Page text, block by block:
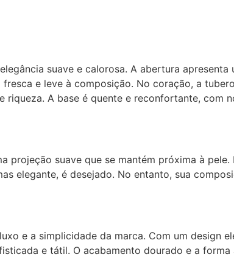
suave e calorosa. A abertura
e leve à composição. No coração, a
A base é quente e reconfortante, com
projeção suave que se mantém próxima à
elegante, é desejado. No entanto, sua
e a simplicidade da marca. Com um design
e tátil. O acabamento dourado e a